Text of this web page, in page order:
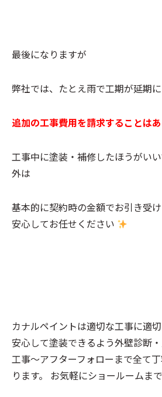
最後になりますが
弊社では、たとえ雨で工期が延期
追加の工事費用を請求することはあ
工事中に塗装・補修したほうがい
外は
基本的に契約時の金額でお引き受け
安心してお任せください
カナルペイントは適切な工事に適
安心して塗装できるよう外壁診断
工事～アフターフォローまで全て
ります。 お気軽にショールームま